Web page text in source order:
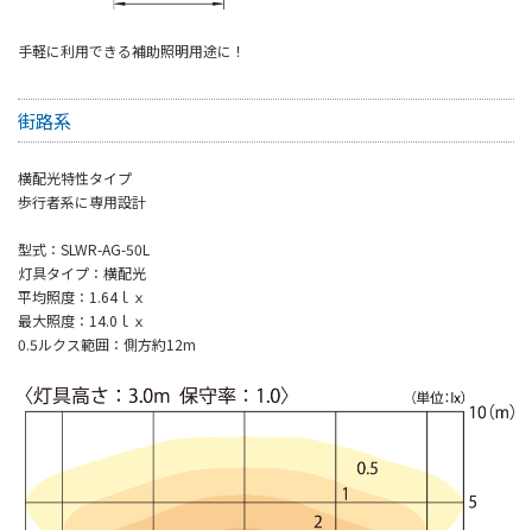
手軽に利用できる補助照明用途に！
街路系
横配光特性タイプ
歩行者系に専用設計
型式：SLWR-AG-50L
灯具タイプ：横配光
平均照度：1.64ｌｘ
最大照度：14.0ｌｘ
0.5ルクス範囲：側方約12m